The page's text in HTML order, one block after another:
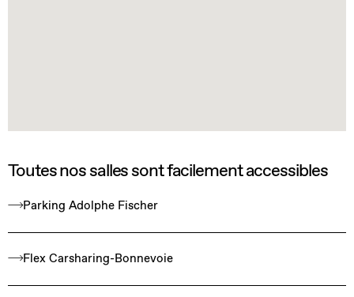
Toutes nos salles sont facilement accessibles
Parking Adolphe Fischer
Flex Carsharing-Bonnevoie